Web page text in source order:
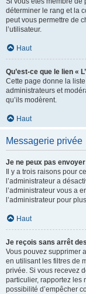
déterminer le rang et la
peut vous permettre de
l’utilisateur.
Haut
Qu’est-ce que le lien «
Cette page donne la
administrateurs et
qu’ils modèrent.
Haut
Messagerie privée
Je ne peux pas
Il y a trois raisons pour
l’administrateur a
l’administrateur vous a
l’administrateur pour
Haut
Je reçois sans arrêt
Vous pouvez supprimer
en utilisant les filtres de
privée. Si vous recevez
particulier, rapportez les
possibilité d’empêcher